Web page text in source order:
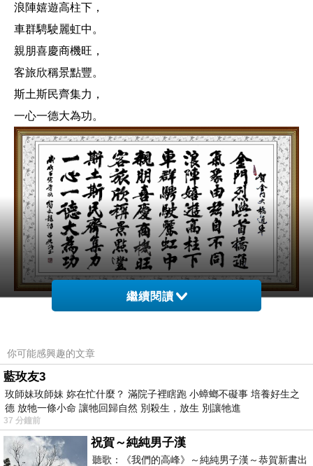
浪陣嬉遊高柱下，
車群騁駛麗虹中。
親朋喜慶商機旺，
客旅欣稱景點豐。
斯土斯民齊集力，
一心一德大為功。
上一篇：
下一篇：三忠王大堂內對聯及壁堵中堂
繼續閱讀
你可能感興趣的文章
藍玫友3
玫師妹玫師妹 妳在忙什麼？ 滿院子裡瞎跑 小蟑螂不礙事 培養好生之
德 放牠一條小命 讓牠回歸自然 別殺生，放生 別讓牠進
37 分鐘前
祝賀～純純男子漢
聽歌：《我們的高峰》～純純男子漢～恭賀新書出